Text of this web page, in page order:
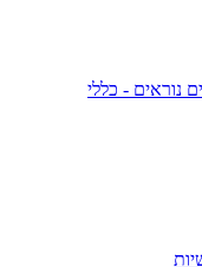
נוראים - כללי